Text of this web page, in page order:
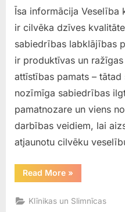
Īsa informācija Veselība
ir cilvēka dzīves
sabiedrības labklājības
ir produktīvas un
attīstības pamats –
nozīmīga sabiedrības
pamatnozare un viens
darbības veidiem, lai
atjaunotu cilvēku
Read More“VECLIEPĀJAS
PRIMĀRĀS
APRŪPES
CENTRS”
»
Klīnikas un Slimnīcas